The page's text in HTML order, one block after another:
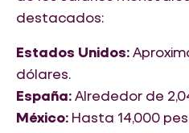
destacados:
Estados Unidos:
dólares.
España:Alrededor de
México: Hasta 14,000